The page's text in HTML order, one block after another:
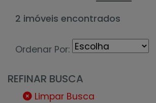
2 imóveis encontrados
Ordenar Por:
REFINAR BUSCA
Limpar Busca